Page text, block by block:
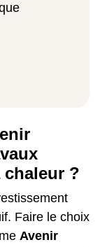
?
Faire le choix
Avenir